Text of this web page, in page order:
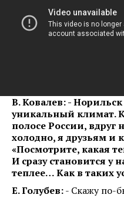
В. Ковалев: -
уникальный климат.
полосе России, вдруг
холодно, я друзьям и
«Посмотрите, какая
И сразу становится у
теплее… Как в таких
Е. Голубев:- Скажу по-